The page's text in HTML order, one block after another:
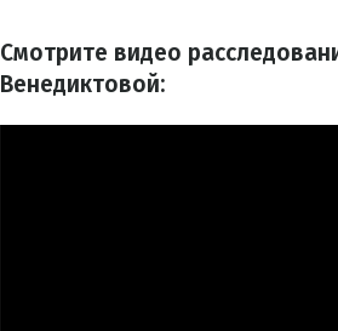
Смотрите видео
Венедиктовой: